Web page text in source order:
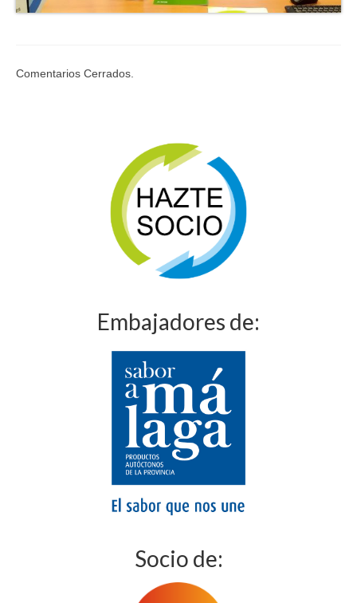
Comentarios Cerrados.
Embajadores de:
Socio de: